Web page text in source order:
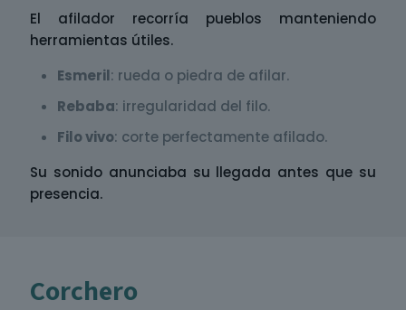
El afilador recorría pueblos manteniendo
herramientas útiles.
Esmeril: rueda o piedra de afilar.
Rebaba: irregularidad del filo.
Filo vivo: corte perfectamente afilado.
Su sonido anunciaba su llegada antes que su
presencia.
Corchero